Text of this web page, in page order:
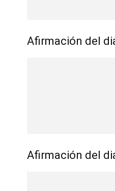
Afirmación del
Afirmación del